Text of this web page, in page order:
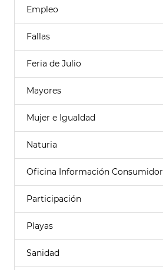
Empleo
Fallas
Feria de Julio
Mayores
Mujer e Igualdad
Naturia
Oficina Información Consumidor
Participación
Playas
Sanidad